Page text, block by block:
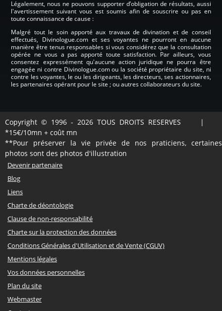
Légalement, nous ne pouvons supporter d’obligation de résultats, aussi
l'avertissement suivant vous est soumis afin de souscrire ou pas en
toute connaissance de cause :
Malgré tout le soin apporté aux travaux de divination et de conseil
effectués, Divinologue.com et ses voyantes ne pourront en aucune
manière être tenus responsables si vous considérez que la consultation
opérée ne vous a pas apporté toute satisfaction. Par ailleurs, vous
consentez expressément qu'aucune action juridique ne pourra être
engagée ni contre Divinologue.com ou la société propriétaire du site, ni
contre les voyantes, le ou les dirigeants, les directeurs, ses actionnaires,
les partenaires opérant pour le site ; ou autres collaborateurs du site.
Copyright © 1996 - 2026 TOUS DROITS RESERVES |
*15€/10mn + coût mn
**Pour préserver la vie privée de nos praticiens, certaines
photos sont des photos d'illustration
Devenir partenaire
Blog
Liens
Charte de déontologie
Clause de non-responsabilité
Charte sur la protection des données
Conditions Générales d'Utilisation et de Vente (CGUV)
Mentions légales
Vos données personnelles
Plan du site
Webmaster